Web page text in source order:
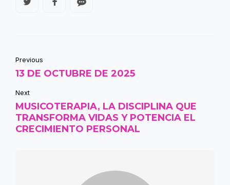
Previous
13 DE OCTUBRE DE 2025
Next
MUSICOTERAPIA, LA DISCIPLINA QUE
TRANSFORMA VIDAS Y POTENCIA EL
CRECIMIENTO PERSONAL